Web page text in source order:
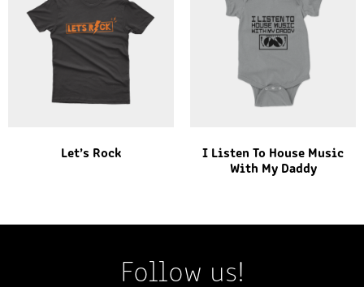
Let’s Rock
I Listen To House Music
With My Daddy
Follow us!